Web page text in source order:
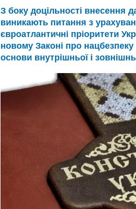
З боку доцільності внесення
виникають питання з
євроатлантичні пріоритети
новому Законі про
основи внутрішньої і